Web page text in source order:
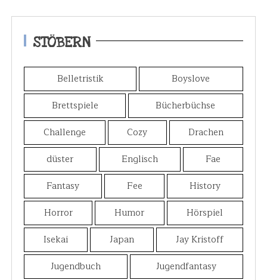
STÖBERN
Belletristik
Boyslove
Brettspiele
Bücherbüchse
Challenge
Cozy
Drachen
düster
Englisch
Fae
Fantasy
Fee
History
Horror
Humor
Hörspiel
Isekai
Japan
Jay Kristoff
Jugendbuch
Jugendfantasy